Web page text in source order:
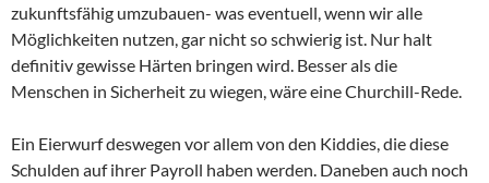
zukunftsfähig umzubauen- was eventuell, wenn wir alle
Möglichkeiten nutzen, gar nicht so schwierig ist. Nur halt
definitiv gewisse Härten bringen wird. Besser als die
Menschen in Sicherheit zu wiegen, wäre eine Churchill-Rede.
Ein Eierwurf deswegen vor allem von den Kiddies, die diese
Schulden auf ihrer Payroll haben werden. Daneben auch noch